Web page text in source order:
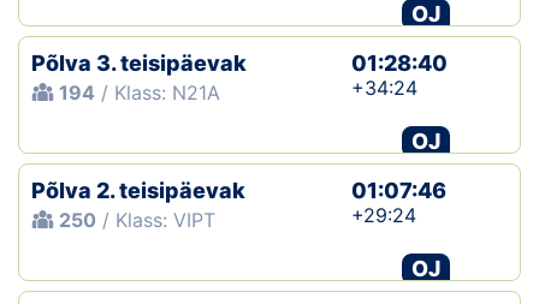
OJ
Põlva 3. teisipäevak
194 / Klass: N21A
01:28:40
+34:24
OJ
Põlva 2. teisipäevak
250 / Klass: VIPT
01:07:46
+29:24
OJ